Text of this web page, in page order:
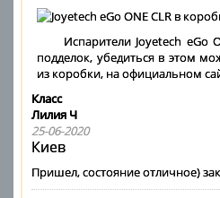
Испарители Joyetech eGo
подделок, убедиться в этом
из коробки, на официальном
Класс
Лилия Ч
25-06-2020
Киев
Пришел, состояние отличное)